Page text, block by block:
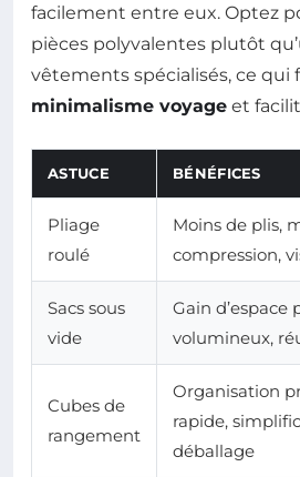
facilement entre eux. Optez
pièces polyvalentes plutôt
vêtements spécialisés, ce qui
minimalisme voyage et
ASTUCE BÉNÉFICES
Pliage
roulé
Moins de plis,
compression,
Sacs sous
vide
Gain
volumineux,
Cubes de
rangement
Organisation
rapide,
déballage